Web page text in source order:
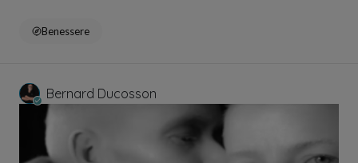
Benessere
Bernard Ducosson